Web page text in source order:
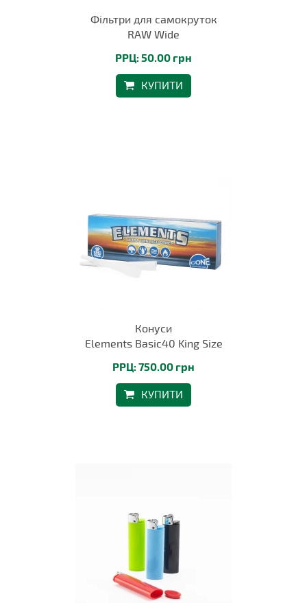
Фільтри для самокруток
RAW Wide
РРЦ: 50.00 грн
КУПИТИ
Конуси
Elements Basic40 King Size
РРЦ: 750.00 грн
КУПИТИ